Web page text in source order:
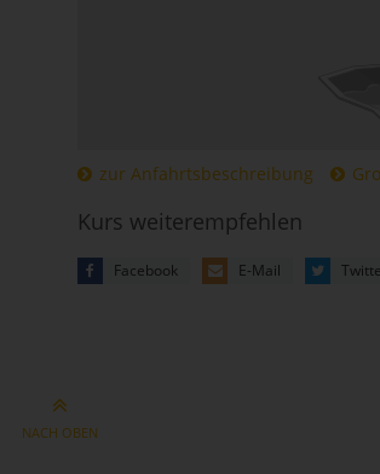
zur Anfahrtsbeschreibung
Kurs weiterempfehlen
Facebook E-Mail
NACH OBEN